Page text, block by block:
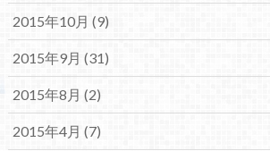
2015年10月 (9)
2015年9月 (31)
2015年8月 (2)
2015年4月 (7)